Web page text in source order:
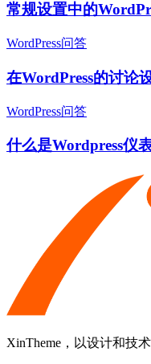
常规设置中的
WordPress问答
在WordPress的讨论
WordPress问答
什么是Wordpress仪
XinTheme，以设计和技